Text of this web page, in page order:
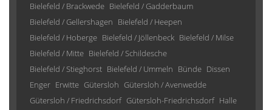
Bielefeld / Brackwede Bielefeld / Gadderbaum
Bielefeld / Gellershagen Bielefeld / Heepen
Bielefeld / Hoberge Bielefeld / Jöllenbeck Bielefeld / Milse
Bielefeld / Mitte Bielefeld / Schildesche
Bielefeld / Stieghorst Bielefeld / Ummeln Bünde Dissen
Enger Erwitte Gütersloh Gütersloh / Avenwedde
Gütersloh / Friedrichsdorf Gütersloh-Friedrichsdorf Halle